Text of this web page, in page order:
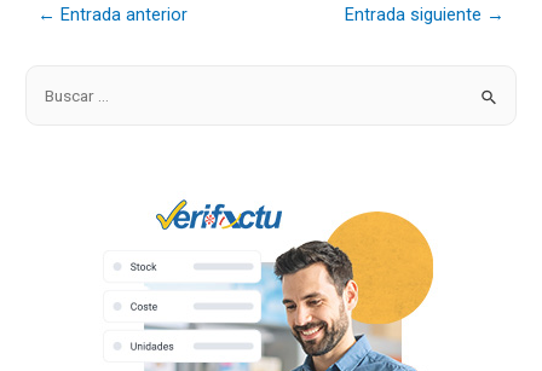
← Entrada anterior Entrada siguiente →